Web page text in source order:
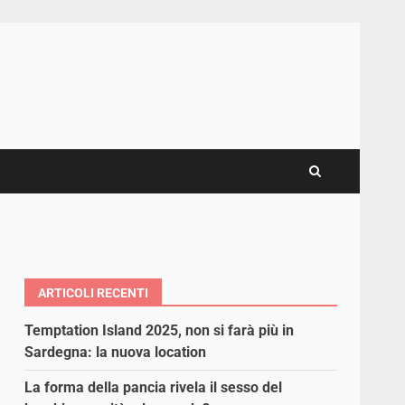
ARTICOLI RECENTI
Temptation Island 2025, non si farà più in
Sardegna: la nuova location
La forma della pancia rivela il sesso del